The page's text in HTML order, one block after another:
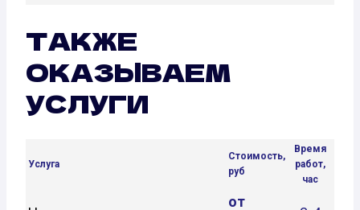
ТАКЖЕ
ОКАЗЫВАЕМ
УСЛУГИ
Услуга
Стоимость,
руб
Время
работ,
час
от